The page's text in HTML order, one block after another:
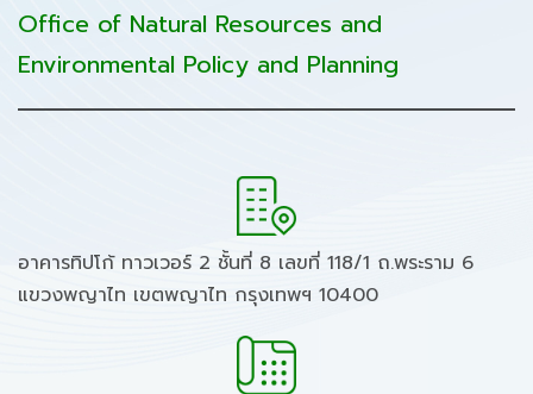
Office of Natural Resources and
Environmental Policy and Planning
อาคารทิปโก้ ทาวเวอร์ 2 ชั้นที่ 8 เลขที่ 118/1 ถ.พระราม 6
แขวงพญาไท เขตพญาไท กรุงเทพฯ 10400